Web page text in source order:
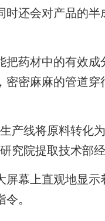
时还会对产品的
药材中的有效成
密密麻麻的管道
线将原料转化
究院提取技术部
幕上直观地显示
。